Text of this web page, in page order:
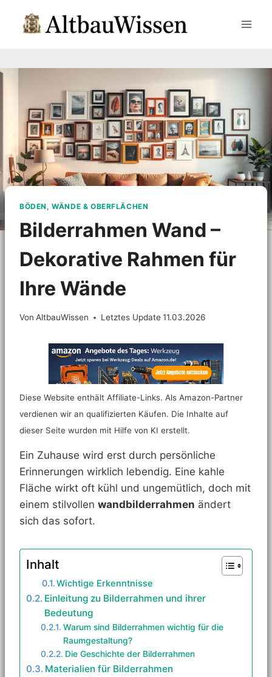
Inhalt
BÖDEN, WÄNDE & OBERFLÄCHEN
Bilderrahmen Wand –
Dekorative Rahmen für
Ihre Wände
Von AltbauWissen Letztes Update 11.03.2026
Diese Website enthält Affiliate-Links. Als Amazon-Partner
verdienen wir an qualifizierten Käufen. Die Inhalte auf
dieser Seite wurden mit Hilfe von KI erstellt.
Ein Zuhause wird erst durch persönliche
Erinnerungen wirklich lebendig. Eine kahle
Fläche wirkt oft kühl und ungemütlich, doch mit
einem stilvollen wandbilderrahmen ändert
sich das sofort.
Inhalt
Wichtige Erkenntnisse
Einleitung zu Bilderrahmen und ihrer
Bedeutung
Warum sind Bilderrahmen wichtig für die
Raumgestaltung?
Die Geschichte der Bilderrahmen
Materialien für Bilderrahmen